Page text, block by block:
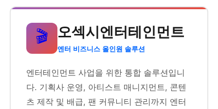
🎬 오섹시엔터테인먼트
엔터 비즈니스 올인원 솔루션
엔터테인먼트 사업을 위한 통합 솔루션입니
다. 기획사 운영, 아티스트 매니지먼트, 콘텐
츠 제작 및 배급, 팬 커뮤니티 관리까지 엔터